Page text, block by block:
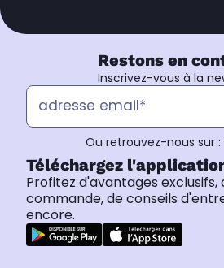
Restons en
Inscrivez-vous à la
Ou retrouvez-nous sur :
Téléchargez
Profitez d'avantages exclusifs,
commande, de conseils
encore.